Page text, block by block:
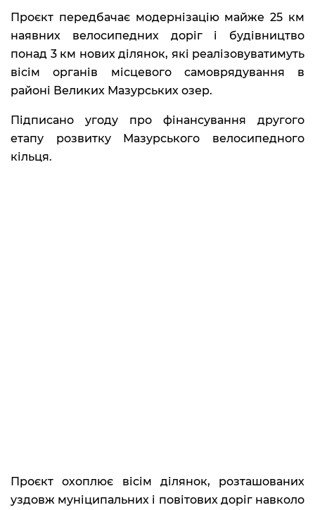
Проєкт передбачає модернізацію майже 25 км
наявних велосипедних доріг і будівництво
понад 3 км нових ділянок, які реалізовуватимуть
вісім органів місцевого самоврядування в
районі Великих Мазурських озер.
Підписано угоду про фінансування другого
етапу розвитку Мазурського велосипедного
кільця.
Проєкт охоплює вісім ділянок, розташованих
уздовж муніципальних і повітових доріг навколо